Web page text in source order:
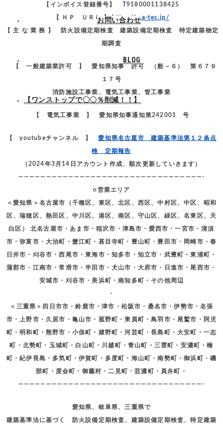
お問い合わせ
BLOG
【ワンストップで〇〇％削減！！】
【インボイス登録番号】 T9180001138425
【 ＨＰ ＵＲＬ 】https://ma-tec.jp/
【 主 な 業 務 】 防火設備定期検査 建築設備定期検査 特定建築物定
期調査
【 一般建築業許可 】 愛知県知事 許可 （般－６） 第６７９
１７号
消防施設工事業、電気工事業、管工事業
【 電気工事業 】 愛知県知事通知第242001 号
【 youtubeチャンネル 】愛知県名古屋市 建築基準法第１２条点
検 定期報告
（2024年3月14日アカウント作成、順次更新していきます）
—————————————————————————————————-
○営業エリア
＜愛知県＞名古屋市（千種区、東区、北区、西区、中村区、中区、昭和
区、瑞穂区、熱田区、中川区、港区、南区、守山区、緑区、名東区、天
白区） 北名古屋市・あま市・稲沢市・津島市・愛西市・一宮市・清須
市・弥富市・大治町・蟹江町・甚目寺町・豊山町・豊田市・岡崎市・春
日井市・刈谷市・西尾市・東海市・知多市・知立市・武豊町・東浦町・
蒲郡市・江南市・常滑市・半田市・犬山市・大府市・日進市・尾西市・
安城市・刈谷市・美浜町・南知多町・その他周辺
・
＜三重県＞四日市市・鈴鹿市・津市・松阪市・桑名市・伊勢市・名張
市・上野市・久居市・亀山市・菰野町・東員町・鳥羽市・尾鷲市・阿児
町・明和町・熊野市・小俣町・嬉野町・河芸町・長島町・大安町・一志
町・北勢町・玉城町・白山町・川越町・青山町・三雲町・安濃町・楠
町・紀伊長島・多気町・伊賀町・多度町・海山町・南勢町・御浜町・磯
部町・度会町・御薗村・二見町・芸濃町・員弁町・
—————————————————————————————————-
愛知県、岐阜県、三重県で
建築基準法に基づく 防火設備定期検査、建築設備定期検査、特定建築